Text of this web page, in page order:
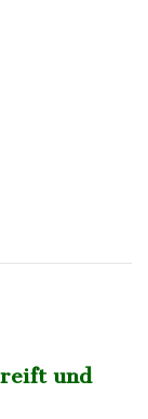
und